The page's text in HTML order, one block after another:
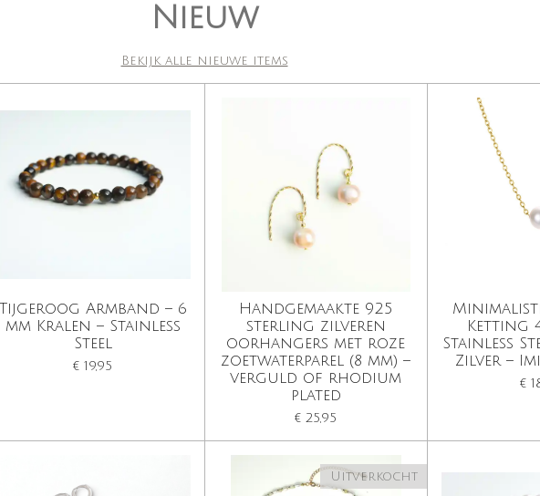
Nieuw
Bekijk alle nieuwe items
Armband – 6
mm Kralen – Stainless
Steel
€ 19,95
Handgemaakte 925
sterling zilveren
oorhangers met roze
zoetwaterparel (8 mm) –
verguld of rhodium
plated
€ 25,95
Ketting
Stainless
Zilver –
€
Uitverkocht